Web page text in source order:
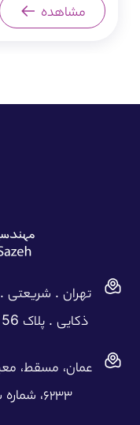
مشاهده
تهران . شریعتی
ذکایی . پلاک 56 . واحد 1 کدپستی : 1661718857
عمان، مسقط،
۶۲۳۳، شماره ساختمان ۱/۶۲۸۴، شماره واحد ۲۲.